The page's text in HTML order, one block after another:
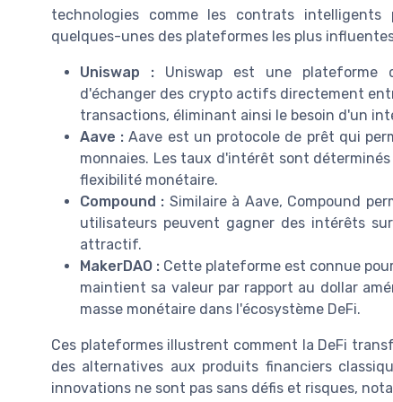
technologies comme les contrats
quelques-unes des plateformes les plus
Uniswap : Uniswap est une plateforme
d'échanger des crypto actifs directement
transactions, éliminant ainsi le besoin d'un
Aave : Aave est un protocole de prêt qui
monnaies. Les taux d'intérêt sont
flexibilité monétaire.
Compound : Similaire à Aave, Compound
utilisateurs peuvent gagner des intérêts
attractif.
MakerDAO : Cette plateforme est connue
maintient sa valeur par rapport au dollar
masse monétaire dans l'écosystème DeFi.
Ces plateformes illustrent comment la DeFi
des alternatives aux produits financiers
innovations ne sont pas sans défis et risques,